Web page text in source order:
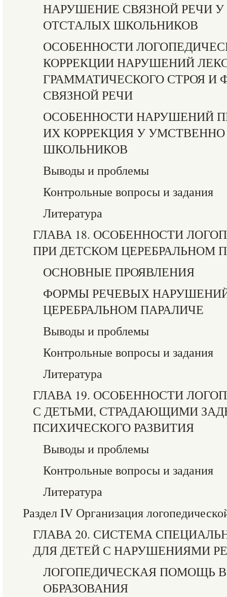
НАРУШЕНИЕ СВЯЗНОЙ РЕЧИ
ОТСТАЛЫХ ШКОЛЬНИКОВ
ОСОБЕННОСТИ
КОРРЕКЦИИ НАРУШЕНИЙ
ГРАММАТИЧЕСКОГО СТРОЯ
СВЯЗНОЙ РЕЧИ
ОСОБЕННОСТИ НАРУШЕНИЙ
ИХ КОРРЕКЦИЯ У
ШКОЛЬНИКОВ
Выводы и проблемы
Контрольные вопросы и задания
Литература
ГЛАВА 18. ОСОБЕННОСТИ
ПРИ ДЕТСКОМ ЦЕРЕБРАЛЬНОМ
ОСНОВНЫЕ ПРОЯВЛЕНИЯ
ФОРМЫ РЕЧЕВЫХ
ЦЕРЕБРАЛЬНОМ ПАРАЛИЧЕ
Выводы и проблемы
Контрольные вопросы и задания
Литература
ГЛАВА 19. ОСОБЕННОСТИ
С ДЕТЬМИ, СТРАДАЮЩИМИ
ПСИХИЧЕСКОГО РАЗВИТИЯ
Выводы и проблемы
Контрольные вопросы и задания
Литература
Раздел IV Организация
ГЛАВА 20. СИСТЕМА
ДЛЯ ДЕТЕЙ С НАРУШЕНИЯМИ
ЛОГОПЕДИЧЕСКАЯ ПОМОЩЬ
ОБРАЗОВАНИЯ